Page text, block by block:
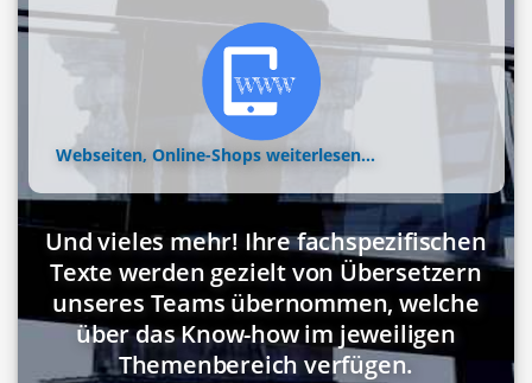
Webseiten, Online-Shops weiterlesen...
Und vieles mehr! Ihre fachspezifischen
Texte werden gezielt von Übersetzern
unseres Teams übernommen, welche
über das Know-how im jeweiligen
Themenbereich verfügen.